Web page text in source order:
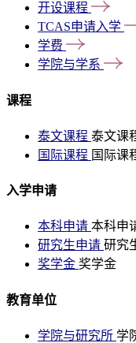
开设课程
TCAS申请入学
学费
学院与学系
课程
泰文课程 泰文课
国际课程 国际课
入学申请
本科申请 本科申
研究生申请 研究
奖学金 奖学金
教育单位
学院与研究所 学